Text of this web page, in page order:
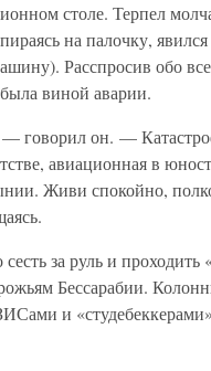
столе. Терпел
на палочку,
Расспросив обо
виной аварии.
говорил он. —
авиационная в
Живи спокойно,
за руль и
Бессарабии.
и